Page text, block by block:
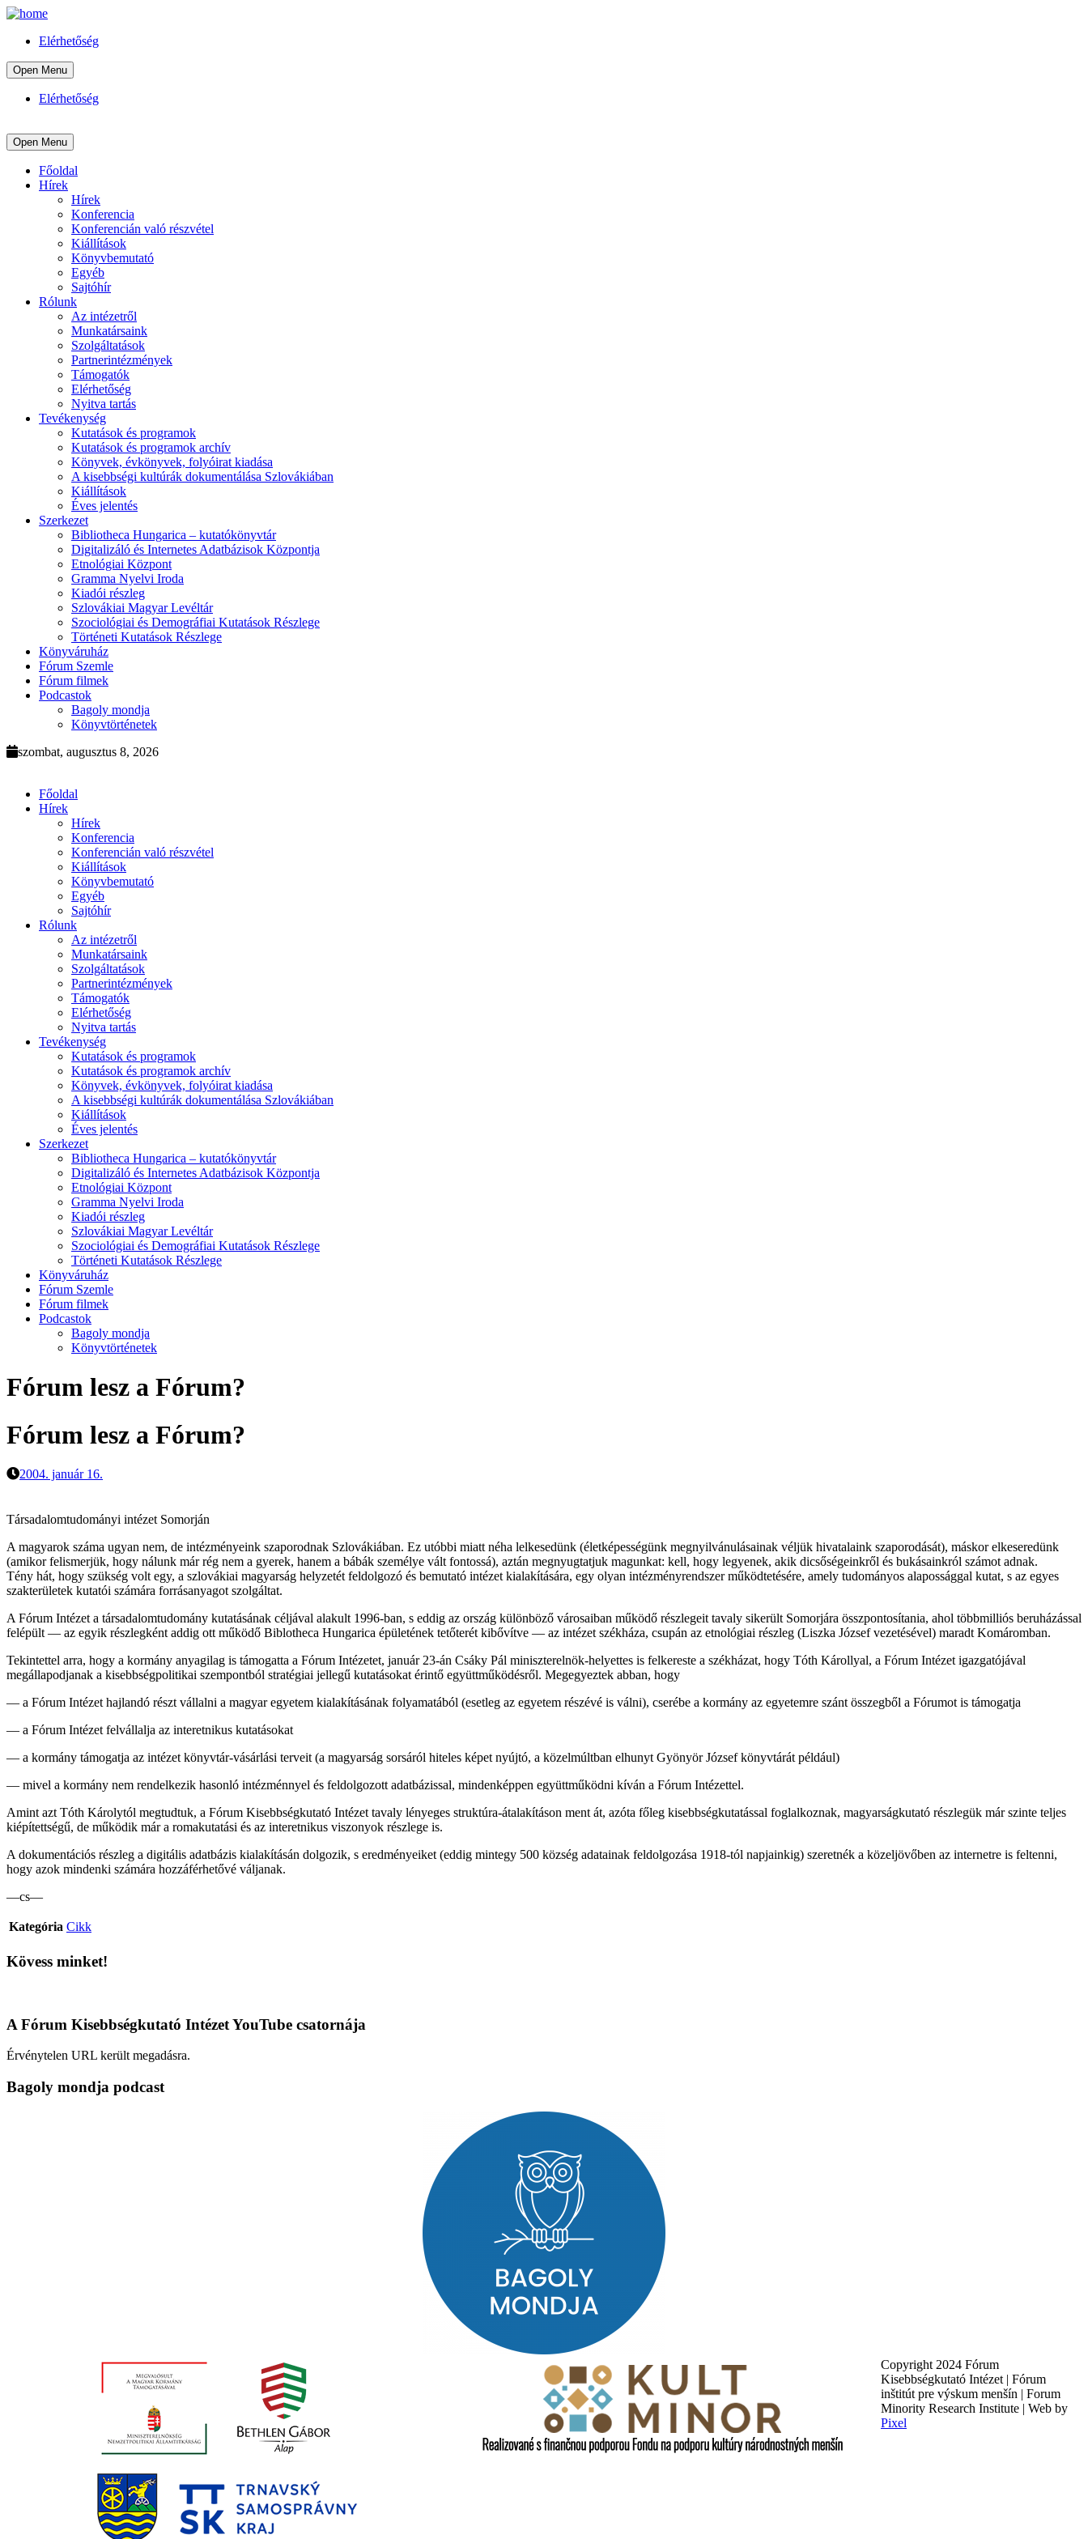
Elérhetőség
Open Menu
Elérhetőség
Open Menu
Főoldal
Hírek
Hírek
Konferencia
Konferencián való részvétel
Kiállítások
Könyvbemutató
Egyéb
Sajtóhír
Rólunk
Az intézetről
Munkatársaink
Szolgáltatások
Partnerintézmények
Támogatók
Elérhetőség
Nyitva tartás
Tevékenység
Kutatások és programok
Kutatások és programok archív
Könyvek, évkönyvek, folyóirat kiadása
A kisebbségi kultúrák dokumentálása Szlovákiában
Kiállítások
Éves jelentés
Szerkezet
Bibliotheca Hungarica – kutatókönyvtár
Digitalizáló és Internetes Adatbázisok Központja
Etnológiai Központ
Gramma Nyelvi Iroda
Kiadói részleg
Szlovákiai Magyar Levéltár
Szociológiai és Demográfiai Kutatások Részlege
Történeti Kutatások Részlege
Könyváruház
Fórum Szemle
Fórum filmek
Podcastok
Bagoly mondja
Könyvtörténetek
szombat, augusztus 8, 2026
Főoldal
Hírek
Hírek
Konferencia
Konferencián való részvétel
Kiállítások
Könyvbemutató
Egyéb
Sajtóhír
Rólunk
Az intézetről
Munkatársaink
Szolgáltatások
Partnerintézmények
Támogatók
Elérhetőség
Nyitva tartás
Tevékenység
Kutatások és programok
Kutatások és programok archív
Könyvek, évkönyvek, folyóirat kiadása
A kisebbségi kultúrák dokumentálása Szlovákiában
Kiállítások
Éves jelentés
Szerkezet
Bibliotheca Hungarica – kutatókönyvtár
Digitalizáló és Internetes Adatbázisok Központja
Etnológiai Központ
Gramma Nyelvi Iroda
Kiadói részleg
Szlovákiai Magyar Levéltár
Szociológiai és Demográfiai Kutatások Részlege
Történeti Kutatások Részlege
Könyváruház
Fórum Szemle
Fórum filmek
Podcastok
Bagoly mondja
Könyvtörténetek
Fórum lesz a Fórum?
Fórum lesz a Fórum?
2004. január 16.
Társadalomtudományi intézet Somorján
A magyarok száma ugyan nem, de intézményeink szaporodnak Szlovákiában. Ez utóbbi miatt néha lelkesedünk (életképességünk megnyilvánulásainak véljük hivatalaink szaporodását), máskor elkeseredünk
(amikor felismerjük, hogy nálunk már rég nem a gyerek, hanem a bábák személye vált fontossá), aztán megnyugtatjuk magunkat: kell, hogy legyenek, akik dicsőségeinkről és bukásainkról számot adnak.
Tény hát, hogy szükség volt egy, a szlovákiai magyarság helyzetét feldolgozó és bemutató intézet kialakítására, egy olyan intézményrendszer működtetésére, amely tudományos alapossággal kutat, s az egyes
szakterületek kutatói számára forrásanyagot szolgáltat.
A Fórum Intézet a társadalomtudomány kutatásának céljával alakult 1996-ban, s eddig az ország különböző városaiban működő részlegeit tavaly sikerült Somorjára összpontosítania, ahol többmilliós beruházással
felépült — az egyik részlegként addig ott működő Biblotheca Hungarica épületének tetőterét kibővítve — az intézet székháza, csupán az etnológiai részleg (Liszka József vezetésével) maradt Komáromban.
Tekintettel arra, hogy a kormány anyagilag is támogatta a Fórum Intézetet, január 23-án Csáky Pál miniszterelnök-helyettes is felkereste a székházat, hogy Tóth Károllyal, a Fórum Intézet igazgatójával
megállapodjanak a kisebbségpolitikai szempontból stratégiai jellegű kutatásokat érintő együttműködésről. Megegyeztek abban, hogy
— a Fórum Intézet hajlandó részt vállalni a magyar egyetem kialakításának folyamatából (esetleg az egyetem részévé is válni), cserébe a kormány az egyetemre szánt összegből a Fórumot is támogatja
— a Fórum Intézet felvállalja az interetnikus kutatásokat
— a kormány támogatja az intézet könyvtár-vásárlási terveit (a magyarság sorsáról hiteles képet nyújtó, a közelmúltban elhunyt Gyönyör József könyvtárát például)
— mivel a kormány nem rendelkezik hasonló intézménnyel és feldolgozott adatbázissal, mindenképpen együttműködni kíván a Fórum Intézettel.
Amint azt Tóth Károlytól megtudtuk, a Fórum Kisebbségkutató Intézet tavaly lényeges struktúra-átalakításon ment át, azóta főleg kisebbségkutatással foglalkoznak, magyarságkutató részlegük már szinte teljes
kiépítettségű, de működik már a romakutatási és az interetnikus viszonyok részlege is.
A dokumentációs részleg a digitális adatbázis kialakításán dolgozik, s eredményeiket (eddig mintegy 500 község adatainak feldolgozása 1918-tól napjainkig) szeretnék a közeljövőben az internetre is feltenni,
hogy azok mindenki számára hozzáférhetővé váljanak.
—cs—
Kategória Cikk
Kövess minket!
A Fórum Kisebbségkutató Intézet YouTube csatornája
Érvénytelen URL került megadásra.
Bagoly mondja podcast
Copyright 2024 Fórum
Kisebbségkutató Intézet | Fórum
inštitút pre výskum menšín | Forum
Minority Research Institute | Web by
Pixel